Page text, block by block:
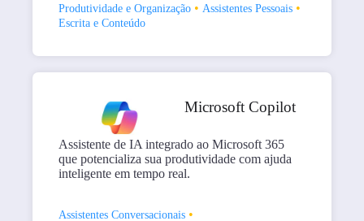
Produtividade e Organização • Assistentes Pessoais •
Escrita e Conteúdo
Microsoft Copilot
Assistente de IA integrado ao Microsoft 365
que potencializa sua produtividade com ajuda
inteligente em tempo real.
Assistentes Conversacionais •